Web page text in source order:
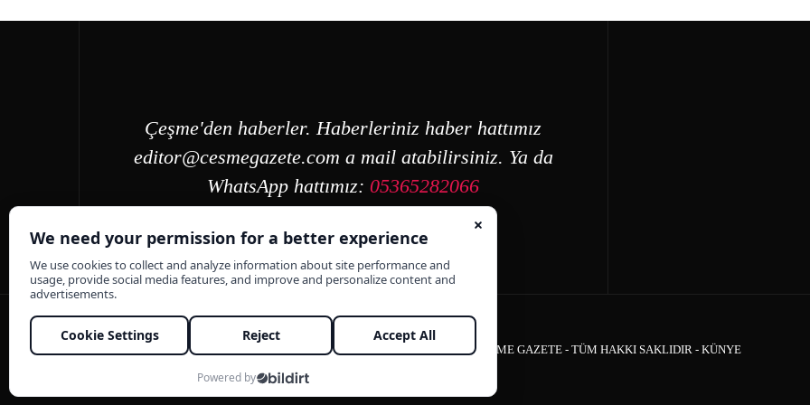
Çeşme'den haberler. Haberleriniz haber hattımız
editor@cesmegazete.com a mail atabilirsiniz. Ya da
WhatsApp hattımız:05365282066
ÇEŞME GAZETE - TÜM HAKKI SAKLIDIR - KÜNYE